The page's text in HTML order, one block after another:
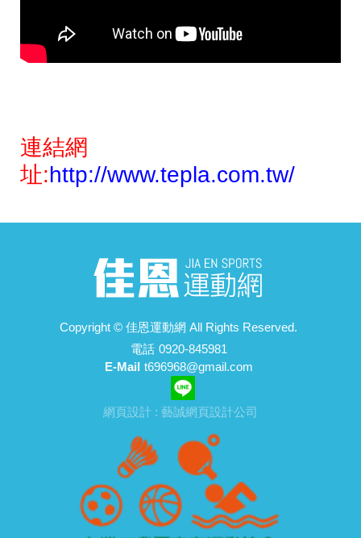
連結網
址:http://www.tepla.com.tw/
Copyright © 佳恩運動網 All Rights Reserved.
電話 0920-845981
E-Mail t696968@gmail.com
網頁設計 : 藝誠網頁設計公司